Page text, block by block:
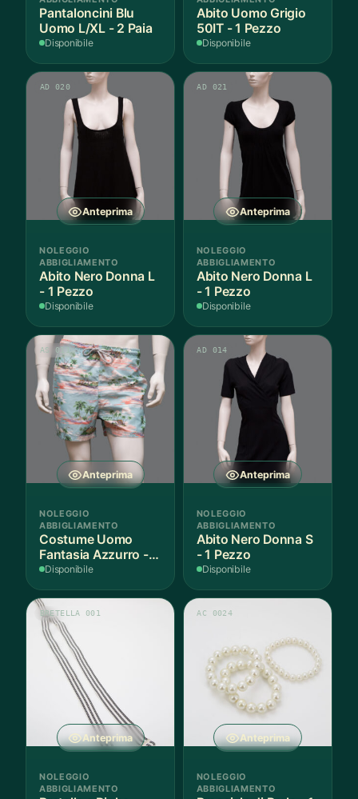
Pantaloncini Blu
Uomo L/XL - 2 Paia
Disponibile
Abito Uomo Grigio
50IT - 1 Pezzo
Disponibile
Anteprima
AD 020
NOLEGGIO
ABBIGLIAMENTO
Abito Nero Donna L
- 1 Pezzo
Disponibile
Anteprima
AD 021
NOLEGGIO
ABBIGLIAMENTO
Abito Nero Donna L
- 1 Pezzo
Disponibile
Anteprima
AS 011
NOLEGGIO
ABBIGLIAMENTO
Costume Uomo
Fantasia Azzurro - 1
Pezzo
Disponibile
Anteprima
AD 014
NOLEGGIO
ABBIGLIAMENTO
Abito Nero Donna S
- 1 Pezzo
Disponibile
Anteprima
BRETELLA 001
NOLEGGIO
ABBIGLIAMENTO
Anteprima
AC 0024
NOLEGGIO
ABBIGLIAMENTO